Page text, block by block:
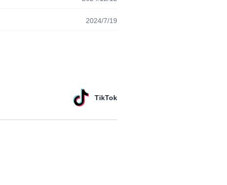
2024/7/19
TikTok